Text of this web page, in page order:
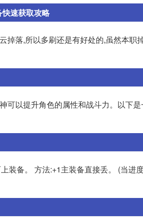
速获取攻略
掉落,所以多刷还是有好处的,虽然本职
可以提升角色的属性和战斗力。以下
装备。 方法:+1主装备直接丢。 (当进